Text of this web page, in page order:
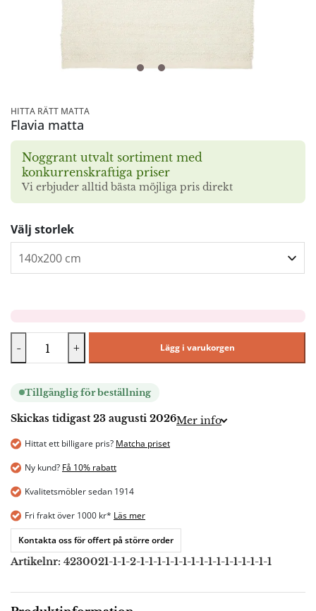
HITTA RÄTT MATTA
Flavia matta
Noggrant utvalt sortiment med
konkurrenskraftiga priser
Vi erbjuder alltid bästa möjliga pris direkt
Välj storlek
- + Lägg i varukorgen
Tillgänglig för beställning
Skickas tidigast 23 augusti 2026Mer info
Hittat ett billigare pris? Matcha priset
Ny kund? Få 10% rabatt
Kvalitetsmöbler sedan 1914
Fri frakt över 1000 kr* Läs mer
Kontakta oss för offert på större order
Artikelnr: 4230021-1-1-2-1-1-1-1-1-1-1-1-1-1-1-1-1-1-1-1